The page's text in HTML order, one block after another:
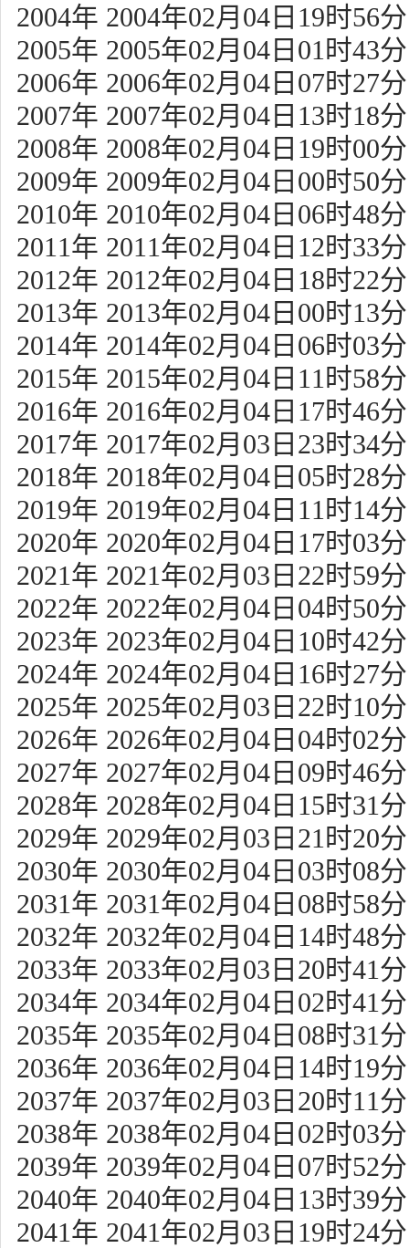
2004年 2004年02月04日19时56分
2005年 2005年02月04日01时43分
2006年 2006年02月04日07时27分
2007年 2007年02月04日13时18分
2008年 2008年02月04日19时00分
2009年 2009年02月04日00时50分
2010年 2010年02月04日06时48分
2011年 2011年02月04日12时33分
2012年 2012年02月04日18时22分
2013年 2013年02月04日00时13分
2014年 2014年02月04日06时03分
2015年 2015年02月04日11时58分
2016年 2016年02月04日17时46分
2017年 2017年02月03日23时34分
2018年 2018年02月04日05时28分
2019年 2019年02月04日11时14分
2020年 2020年02月04日17时03分
2021年 2021年02月03日22时59分
2022年 2022年02月04日04时50分
2023年 2023年02月04日10时42分
2024年 2024年02月04日16时27分
2025年 2025年02月03日22时10分
2026年 2026年02月04日04时02分
2027年 2027年02月04日09时46分
2028年 2028年02月04日15时31分
2029年 2029年02月03日21时20分
2030年 2030年02月04日03时08分
2031年 2031年02月04日08时58分
2032年 2032年02月04日14时48分
2033年 2033年02月03日20时41分
2034年 2034年02月04日02时41分
2035年 2035年02月04日08时31分
2036年 2036年02月04日14时19分
2037年 2037年02月03日20时11分
2038年 2038年02月04日02时03分
2039年 2039年02月04日07时52分
2040年 2040年02月04日13时39分
2041年 2041年02月03日19时24分